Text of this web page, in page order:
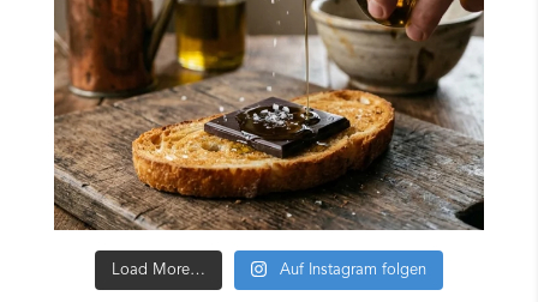
Load More… Auf Instagram folgen